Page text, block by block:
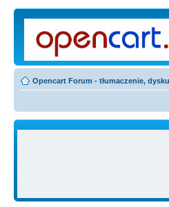
Opencart Forum - tłumaczenie,